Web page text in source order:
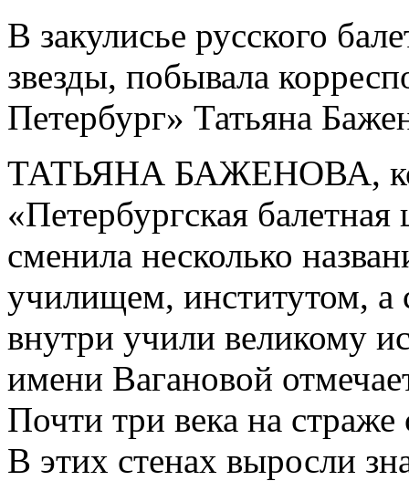
В закулисье русского
звезды, побывала
Петербург» Татьяна
ТАТЬЯНА БАЖЕНОВА,
«Петербургская
сменила несколько
училищем, институтом, а
внутри учили великому
имени Вагановой
Почти три века на
В этих стенах выросли